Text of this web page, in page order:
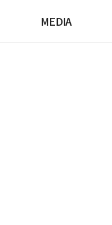
MEDIA